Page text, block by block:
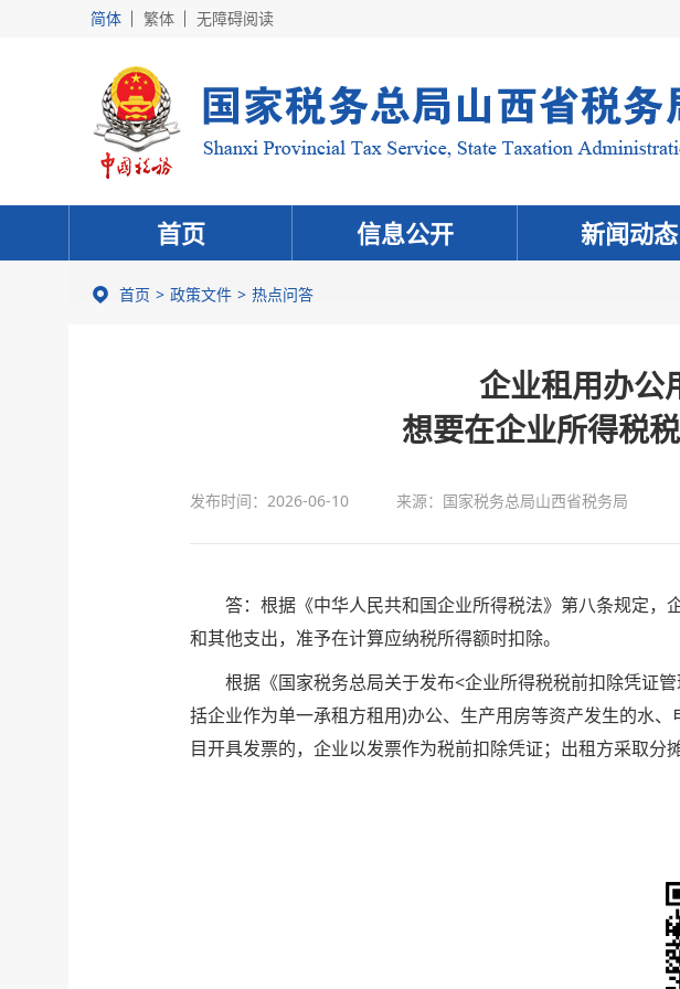
简体 繁体 无障碍阅读
首页 信息公开 新闻动态
首页 政策文件 热点问答
企业租用办公
想要在企业所得税
发布时间：2026-06-10 来源：国家税务总局山西省税务局
答：根据《中华人民共和国企业所得税法》第八条规定，
和其他支出，准予在计算应纳税所得额时扣除。
根据《国家税务总局关于发布<企业所得税税前扣除凭证管
括企业作为单一承租方租用)办公、生产用房等资产发生的水
目开具发票的，企业以发票作为税前扣除凭证；出租方采取分